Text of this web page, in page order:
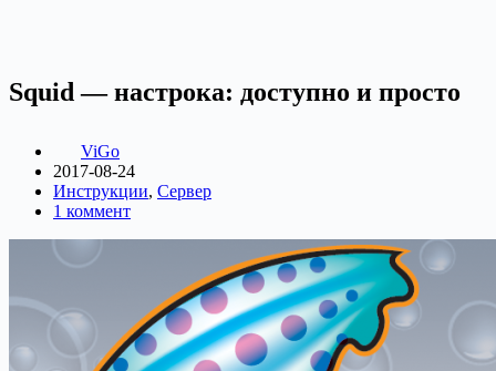
Squid — настрока: доступно и просто
ViGo
2017-08-24
Инструкции, Сервер
1 коммент